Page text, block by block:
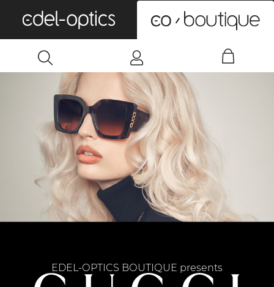
EDEL-OPTICS BOUTIQUE presents